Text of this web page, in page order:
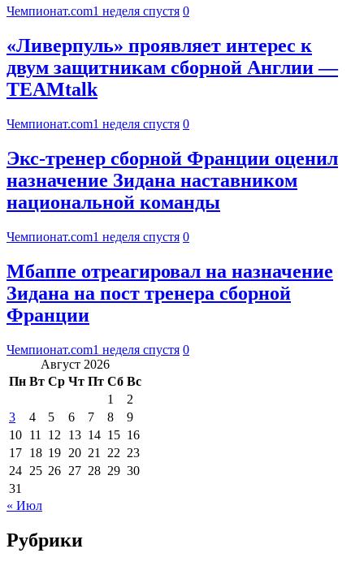
Чемпионат.com1 неделя спустя 0
«Ливерпуль» проявляет интерес к
двум защитникам сборной Англии —
TEAMtalk
Чемпионат.com1 неделя спустя 0
Экс-тренер сборной Франции оценил
назначение Зидана наставником
национальной команды
Чемпионат.com1 неделя спустя 0
Мбаппе отреагировал на назначение
Зидана на пост тренера сборной
Франции
Чемпионат.com1 неделя спустя 0
Август 2026
Пн Вт Ср Чт Пт Сб Вс
1
2
3
4 5 6 7 8
9
10 11 12 13 14 15 16
17 18 19 20 21 22 23
24 25 26 27 28 29 30
31
« Июл
Рубрики